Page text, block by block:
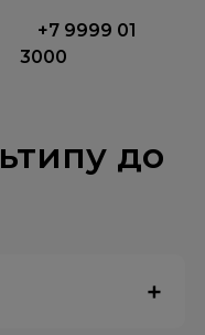
+7 9999 01
3000
до